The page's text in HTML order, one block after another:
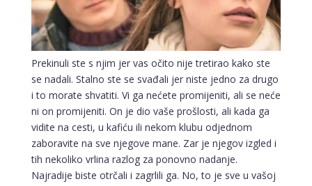
Prekinuli ste s njim jer vas očito nije tretirao kako ste
se nadali. Stalno ste se svađali jer niste jedno za drugo
i to morate shvatiti. Vi ga nećete promijeniti, ali se neće
ni on promijeniti. On je dio vaše prošlosti, ali kada ga
vidite na cesti, u kafiću ili nekom klubu odjednom
zaboravite na sve njegove mane. Zar je njegov izgled i
tih nekoliko vrlina razlog za ponovno nadanje.
Najradije biste otrčali i zagrlili ga. No, to je sve u vašoj